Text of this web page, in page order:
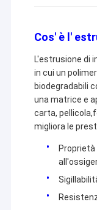
Cos' è l'
L'estrusione di
in cui un
biodegradabili
una matrice e
carta,
migliora le